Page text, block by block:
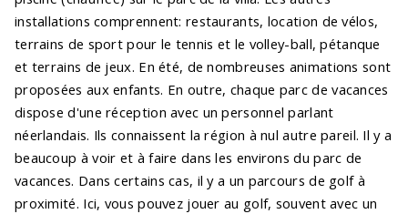
installations comprennent: restaurants, location de vélos,
terrains de sport pour le tennis et le volley-ball, pétanque
et terrains de jeux. En été, de nombreuses animations sont
proposées aux enfants. En outre, chaque parc de vacances
dispose d'une réception avec un personnel parlant
néerlandais. Ils connaissent la région à nul autre pareil. Il y a
beaucoup à voir et à faire dans les environs du parc de
vacances. Dans certains cas, il y a un parcours de golf à
proximité. Ici, vous pouvez jouer au golf, souvent avec un